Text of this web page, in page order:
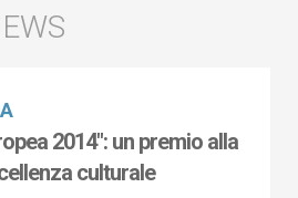
2014": un premio alla
culturale